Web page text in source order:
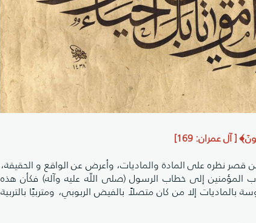
[ آل عمران: 169]
قصر نظره على المادة والماديات، وأعرض عن الواقع و الحقيقة،
المؤمنين إلى خطاب الرسول (صلى اللّه عليه وآله) فكأن هذه
بالماديات إلا من كان متصلاً بالفيض الربوبي، ومتربيًا بالتربية